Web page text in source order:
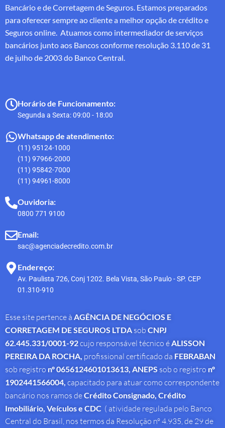
Bancário e de Corretagem de Seguros. Estamos preparados
para oferecer sempre ao cliente a melhor opção de crédito e
Seguros online. Atuamos como intermediador de serviços
bancários junto aos Bancos conforme resolução 3.110 de 31
de julho de 2003 do Banco Central.
Horário de Funcionamento:
Segunda a Sexta: 09:00 - 18:00
Whatsapp de atendimento:
(11) 95124-1000
(11) 97966-2000
(11) 95842-7000
(11) 94961-8000
Ouvidoria:
0800 771 9100
Email:
sac@agenciadecredito.com.br
Endereço:
Av. Paulista 726, Conj 1202. Bela Vista, São Paulo - SP. CEP
01.310-910
Esse site pertence à AGÊNCIA DE NEGÓCIOS E
CORRETAGEM DE SEGUROS LTDA sob CNPJ
62.445.331/0001-92cujo responsável técnico é ALISSON
PEREIRA DA ROCHA profissional certificado da FEBRABAN
sob registro nº 0656124601013613, ANEPS sob o registro nº
1902441566004, capacitado para atuar como correspondente
bancário nos ramos deCrédito Consignado, Crédito
Imobiliário, Veículos e CDC ( atividade regulada pelo Banco
Central do Brasil, nos termos da Resolução nº 4.935, de 29 de